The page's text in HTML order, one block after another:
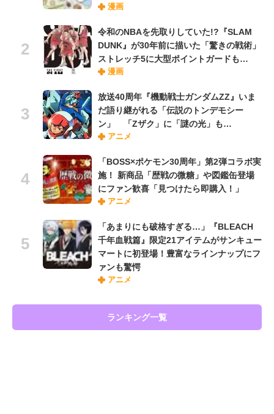
漫画
令和のNBAを先取りしていた!?『SLAM
DUNK』が30年前に描いた「驚きの戦術」
ストレッチ5に大型ポイントガードも…
漫画
放送40周年『機動戦士ガンダムZZ』いま
だ語り継がれる「伝説のトンデモシー
ン」 「Zザク」に「謎の光」も…
アニメ
「BOSS×ポケモン30周年」第2弾コラボ実
施！ 新商品「歴戦の微糖」や図鑑缶登場
にファン歓喜「見つけたら即購入！」
アニメ
「あまりにも破格すぎる…」『BLEACH
千年血戦篇』限定21アイテムがサンキュー
マートに初登場！豊富なラインナップにフ
ァンも驚愕
アニメ
ランキング一覧